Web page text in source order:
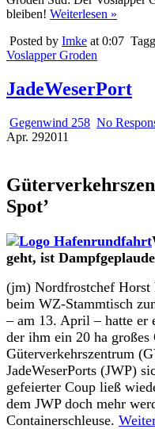
bleiben! Weiterlesen »
Posted by Imke at 0:07
Voslapper Groden
JadeWeserPort
Gegenwind 258 No
Apr. 292011
Spot’
geht, ist
(jm) Nordfrostchef Horst
beim WZ-Stammtisch
– am 13. April – hatte er
der ihm ein 20 ha
Güterverkehrszentrum
JadeWeserPorts (JWP)
gefeierter Coup ließ
dem JWP doch mehr
Containerschleuse.